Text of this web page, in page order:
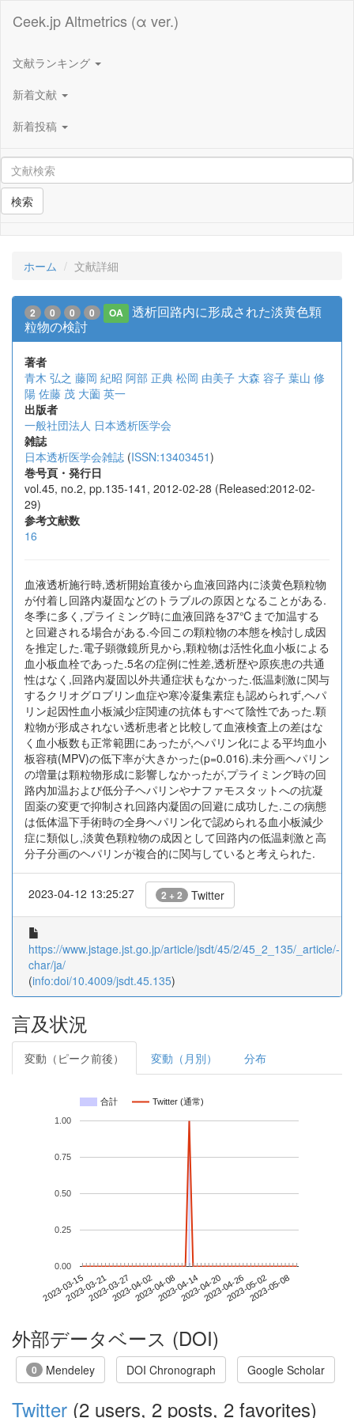
Ceek.jp Altmetrics (α ver.)
文献ランキング
新着文献
新着投稿
検索
ホーム 文献詳細
2 0 0 0 OA
透析回路内に形成された淡黄色顆
粒物の検討
著者
青木 弘之 藤岡 紀昭 阿部 正典 松岡 由美子 大森 容子 葉山 修
陽 佐藤 茂 大薗 英一
出版者
一般社団法人 日本透析医学会
雑誌
日本透析医学会雑誌 (ISSN:13403451)
巻号頁・発行日
vol.45, no.2, pp.135-141, 2012-02-28 (Released:2012-02-
29)
参考文献数
16
血液透析施行時,透析開始直後から血液回路内に淡黄色顆粒物
が付着し回路内凝固などのトラブルの原因となることがある.
冬季に多く,プライミング時に血液回路を37℃まで加温する
と回避される場合がある.今回この顆粒物の本態を検討し成因
を推定した.電子顕微鏡所見から,顆粒物は活性化血小板による
血小板血栓であった.5名の症例に性差,透析歴や原疾患の共通
性はなく,回路内凝固以外共通症状もなかった.低温刺激に関与
するクリオグロブリン血症や寒冷凝集素症も認められず,ヘパ
リン起因性血小板減少症関連の抗体もすべて陰性であった.顆
粒物が形成されない透析患者と比較して血液検査上の差はな
く血小板数も正常範囲にあったが,ヘパリン化による平均血小
板容積(MPV)の低下率が大きかった(p=0.016).未分画ヘパリン
の増量は顆粒物形成に影響しなかったが,プライミング時の回
路内加温および低分子ヘパリンやナファモスタットへの抗凝
固薬の変更で抑制され回路内凝固の回避に成功した.この病態
は低体温下手術時の全身ヘパリン化で認められる血小板減少
症に類似し,淡黄色顆粒物の成因として回路内の低温刺激と高
分子分画のヘパリンが複合的に関与していると考えられた.
2023-04-12 13:25:27 2 + 2 Twitter
https://www.jstage.jst.go.jp/article/jsdt/45/2/45_2_135/_article/-
char/ja/
(info:doi/10.4009/jsdt.45.135)
言及状況
変動（ピーク前後） 変動（月別） 分布
合計 Twitter (通常)
2023-03-152023-03-212023-03-272023-04-022023-04-082023-04-142023-04-202023-04-262023-05-022023-05-08
0.00
0.25
0.50
0.75
1.00
外部データベース (DOI)
0 Mendeley DOI Chronograph Google Scholar
Twitter (2 users, 2 posts, 2 favorites)